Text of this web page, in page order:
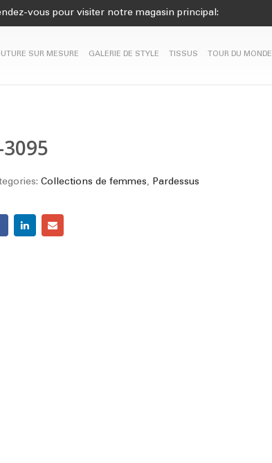
vous pour visiter notre magasin principal:
SUR MESURE GALERIE DE STYLE TISSUS TOUR DU MONDE
3095
Collections de femmes, Pardessus